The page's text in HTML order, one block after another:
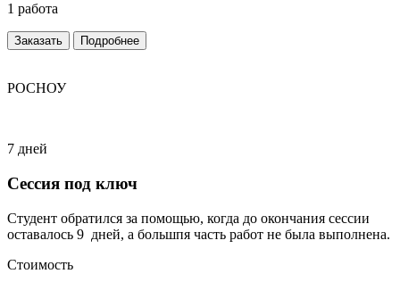
1 работа
Заказать Подробнее
РОСНОУ
7 дней
Сессия под ключ
Студент обратился за помощью, когда до окончания сессии
оставалось 9 дней, а большпя часть работ не была выполнена.
Стоимость